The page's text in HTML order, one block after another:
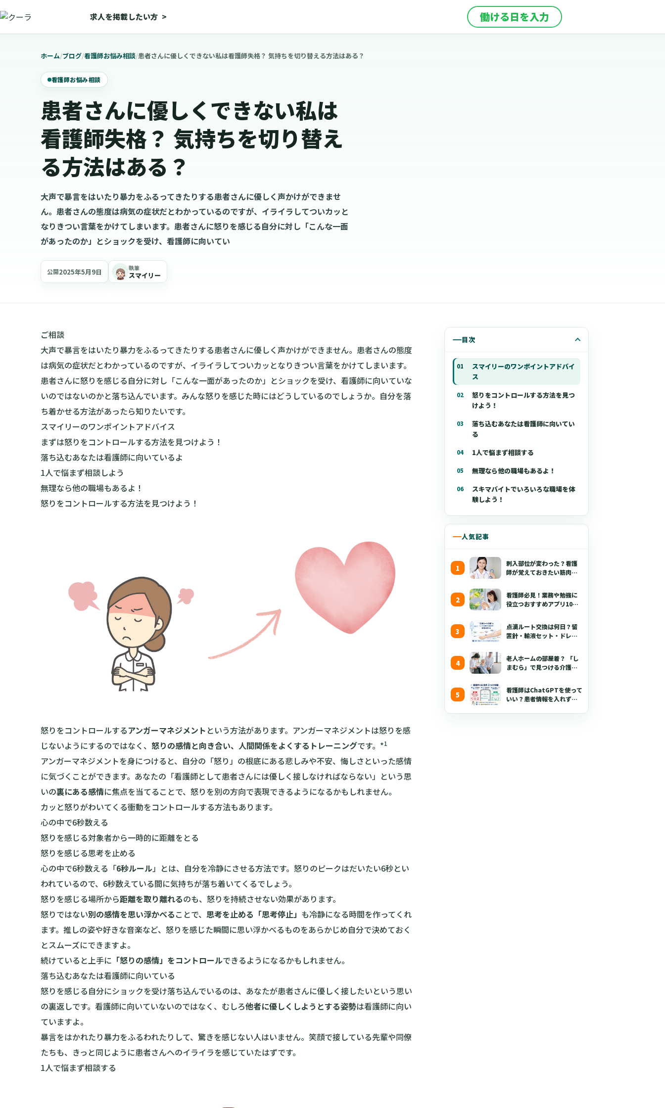
求人を掲載したい方 > 働ける日を入力
ホーム/ブログ/看護師お悩み相談/患者さんに優しくできない私は看護師失格？ 気持ちを切り替える方法はある？
看護師お悩み相談
患者さんに優しくできない私は
看護師失格？ 気持ちを切り替え
る方法はある？
大声で暴言をはいたり暴力をふるってきたりする患者さんに優しく声かけができませ
ん。患者さんの態度は病気の症状だとわかっているのですが、イライラしてついカッと
なりきつい言葉をかけてしまいます。患者さんに怒りを感じる自分に対し「こんな一面
があったのか」とショックを受け、看護師に向いてい
公開2025年5月9日 執筆
スマイリー
目次
スマイリーのワンポイントアドバイ
ス
怒りをコントロールする方法を見つ
けよう！
落ち込むあなたは看護師に向いてい
る
1人で悩まず相談する
無理なら他の職場もあるよ！
スキマバイトでいろいろな職場を体
験しよう！
人気記事
刺入部位が変わった？看護
師が覚えておきたい筋肉注
看護師必見！業務や勉強に
役立つおすすめアプリ10選
点滴ルート交換は何日？留
置針・輸液セット・ドレッ
【2026年版】
老人ホームの部屋着？ 「し
まむら」で見つける介護職
看護師はChatGPTを使って
いい？患者情報を入れずに
ご相談
大声で暴言をはいたり暴力をふるってきたりする患者さんに優しく声かけができません。患者さんの態度
は病気の症状だとわかっているのですが、イライラしてついカッとなりきつい言葉をかけてしまいます。
患者さんに怒りを感じる自分に対し「こんな一面があったのか」とショックを受け、看護師に向いていな
いのではないのかと落ち込んでいます。みんな怒りを感じた時にはどうしているのでしょうか。自分を落
ち着かせる方法があったら知りたいです。
スマイリーのワンポイントアドバイス
まずは怒りをコントロールする方法を見つけよう！
落ち込むあなたは看護師に向いているよ
1人で悩まず相談しよう
無理なら他の職場もあるよ！
怒りをコントロールする方法を見つけよう！
怒りをコントロールするアンガーマネジメント という方法があります。アンガーマネジメントは怒りを感
じないようにするのではなく、 怒りの感情と向き合い、人間関係をよくするトレーニングです。*1
アンガーマネジメントを身につけると、自分の「怒り」の根底にある悲しみや不安、悔しさといった感情
に気づくことができます。あなたの「看護師として患者さんには優しく接しなければならない」という思
いの裏にある感情に焦点を当てることで、怒りを別の方向で表現できるようになるかもしれません。
カッと怒りがわいてくる衝動をコントロールする方法もあります。
心の中で6秒数える
怒りを感じる対象者から一時的に距離をとる
怒りを感じる思考を止める
心の中で6秒数える「6秒ルール 」とは、自分を冷静にさせる方法です。怒りのピークはだいたい6秒とい
われているので、6秒数えている間に気持ちが落ち着いてくるでしょう。
怒りを感じる場所から距離を取り離れるのも、怒りを持続させない効果があります。
怒りではない別の感情を思い浮かべることで、 思考を止める「思考停止」 も冷静になる時間を作ってくれ
ます。推しの姿や好きな音楽など、怒りを感じた瞬間に思い浮かべるものをあらかじめ自分で決めておく
とスムーズにできますよ。
続けていると上手に 「怒りの感情」をコントロールできるようになるかもしれません。
落ち込むあなたは看護師に向いている
怒りを感じる自分にショックを受け落ち込んでいるのは、あなたが患者さんに優しく接したいという思い
の裏返しです。看護師に向いていないのではなく、むしろ他者に優しくしようとする姿勢は看護師に向い
ていますよ。
暴言をはかれたり暴力をふるわれたりして、驚きを感じない人はいません。笑顔で接している先輩や同僚
たちも、きっと同じように患者さんへのイライラを感じていたはずです。
1人で悩まず相談する